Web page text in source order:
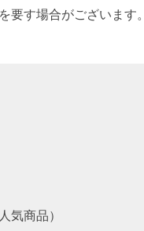
要す場合がございます。
気商品）